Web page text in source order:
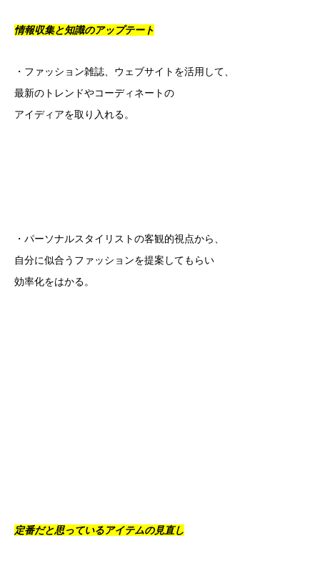
情報収集と知識のアップテート
・ファッション雑誌、ウェブサイトを活用して、
最新のトレンドやコーディネートの
アイディアを取り入れる。
・パーソナルスタイリストの客観的視点から、
自分に似合うファッションを提案してもらい
効率化をはかる。
定番だと思っているアイテムの見直し